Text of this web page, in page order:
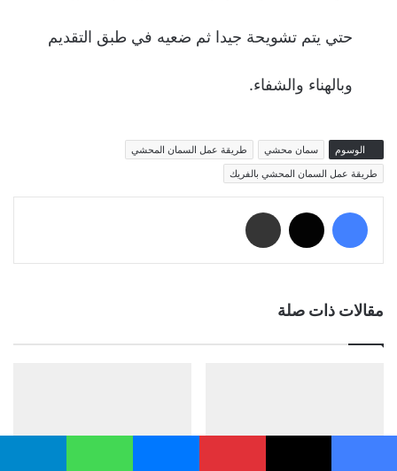
حتي يتم تشويحة جيدا ثم ضعيه في طبق التقديم
وبالهناء والشفاء.
الوسوم سمان محشي
طريقة عمل السمان المحشي
طريقة عمل السمان المحشي بالفريك
فيسبوك
مقالات ذات صلة